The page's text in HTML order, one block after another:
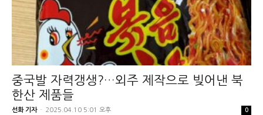
중국발 자력갱생?…외주 제작으로 빚어낸 북
한산 제품들
선화 기자 - 2025.04.10 5:01 오후 0